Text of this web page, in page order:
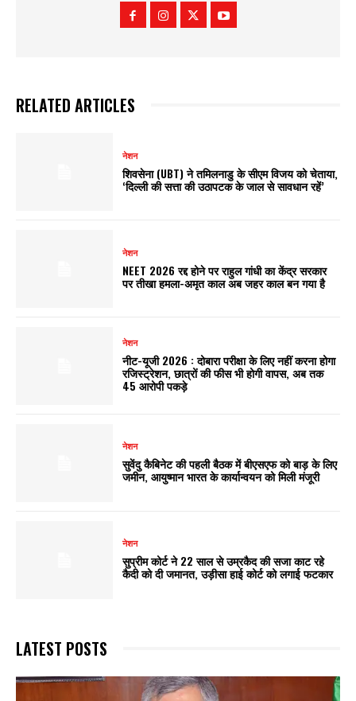
RELATED ARTICLES
नेशन
शिवसेना (UBT) ने तमिलनाडु के सीएम विजय को चेताया,
‘दिल्ली की सत्ता की उठापटक के जाल से सावधान रहें’
नेशन
NEET 2026 रद्द होने पर राहुल गांधी का केंद्र सरकार
पर तीखा हमला-अमृत काल अब जहर काल बन गया है
नेशन
नीट-यूजी 2026 : दोबारा परीक्षा के लिए नहीं करना होगा
रजिस्ट्रेशन, छात्रों की फीस भी होगी वापस, अब तक
45 आरोपी पकड़े
नेशन
सुवेंदु कैबिनेट की पहली बैठक में बीएसएफ को बाड़ के लिए
जमीन, आयुष्मान भारत के कार्यान्वयन को मिली मंजूरी
नेशन
सुप्रीम कोर्ट ने 22 साल से उम्रकैद की सजा काट रहे
कैदी को दी जमानत, उड़ीसा हाई कोर्ट को लगाई फटकार
LATEST POSTS